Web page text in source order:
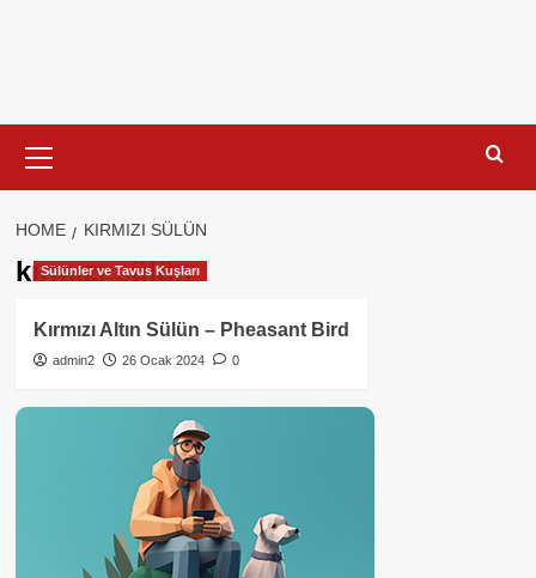
Menu
HOME KIRMIZI SÜLÜN
kırmızı sülün
Sülünler ve Tavus Kuşları
Kırmızı Altın Sülün – Pheasant Bird
admin2 26 Ocak 2024 0